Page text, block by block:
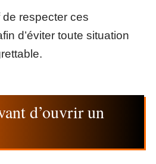
respecter ces
d’éviter toute situation
d’ouvrir un